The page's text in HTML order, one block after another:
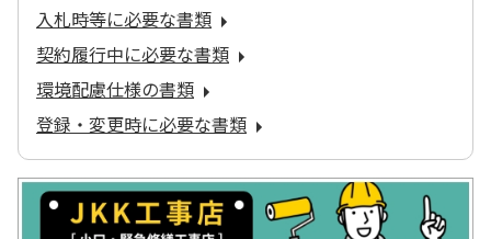
入札時等に必要な書類
契約履行中に必要な書類
環境配慮仕様の書類
登録・変更時に必要な書類